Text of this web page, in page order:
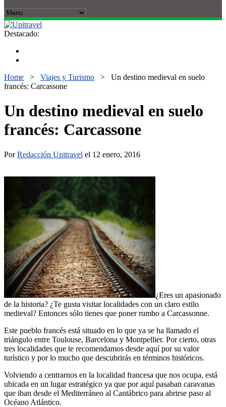
Destacado:
Home > Viajes y Turismo > Un destino medieval en suelo
francés: Carcassone
Un destino medieval en suelo
francés: Carcassone
PorRedacción Upitravel el 12 enero, 2016
¿Eres un apasionado
de la historia? ¿Te gusta visitar localidades con un claro estilo
medieval? Entonces sólo tienes que poner rumbo a Carcassonne.
Este pueblo francés está situado en lo que ya se ha llamado el
triángulo entre Toulouse, Barcelona y Montpellier. Por cierto, otras
tres localidades que te recomendamos desde aquí por su valor
turístico y por lo mucho que descubrirás en términos históricos.
Volviendo a centrarnos en la localidad francesa que nos ocupa, está
ubicada en un lugar estratégico ya que por aquí pasaban caravanas
que iban desde el Mediterráneo al Cantábrico para abrirse paso al
Océano Atlántico.